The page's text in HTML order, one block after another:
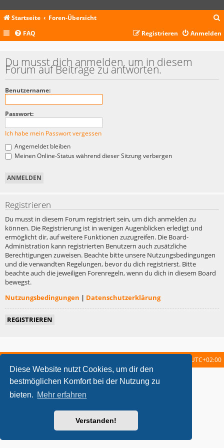
Diese Website nutzt Cookies, um dir den
bestmöglichen Komfort bei der Nutzung zu
bieten. Mehr erfahren
Verstanden!
Startseite Foren-Übersicht
c
FAQ Anmelden
Registrieren
Du musst dich anmelden, um in diesem
Forum auf Beiträge zu antworten.
Benutzername:
Passwort:
Ich habe mein Passwort vergessen
Angemeldet bleiben
Meinen Online-Status während dieser Sitzung verbergen
Registrieren
Du musst in diesem Forum registriert sein, um dich anmelden zu
können. Die Registrierung ist in wenigen Augenblicken erledigt und
ermöglicht dir, auf weitere Funktionen zuzugreifen. Die Board-
Administration kann registrierten Benutzern auch zusätzliche
Berechtigungen zuweisen. Beachte bitte unsere Nutzungsbedingungen
und die verwandten Regelungen, bevor du dich registrierst. Bitte
beachte auch die jeweiligen Forenregeln, wenn du dich in diesem Board
bewegst.
Nutzungsbedingungen | Datenschutzerklärung
REGISTRIEREN
UTC+02:00
metrolike style by Eric Seguin Updated for phpBB3.2 by
Powered byphpBB ® Forum Software © phpBB Limited
Deutsche Übersetzung durch